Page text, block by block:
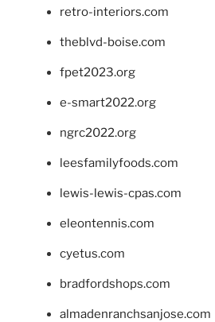
retro-interiors.com
theblvd-boise.com
fpet2023.org
e-smart2022.org
ngrc2022.org
leesfamilyfoods.com
lewis-lewis-cpas.com
eleontennis.com
cyetus.com
bradfordshops.com
almadenranchsanjose.com